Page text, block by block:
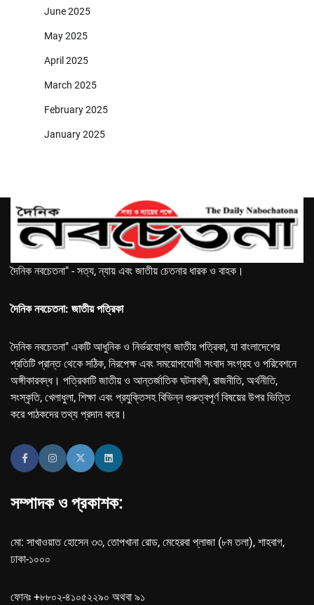
June 2025
May 2025
April 2025
March 2025
February 2025
January 2025
দৈনিক নবচেতনা" - সত্য, ন্যায় এবং জাতীয় চেতনার ধারক ও বাহক।
দৈনিক নবচেতনা: জাতীয় পত্রিকা
দৈনিক নবচেতনা" একটি আধুনিক ও নির্ভরযোগ্য জাতীয় পত্রিকা, যা বাংলাদেশের
প্রতিটি প্রান্ত থেকে সঠিক, নিরপেক্ষ এবং সময়োপযোগী সংবাদ সংগ্রহ ও পরিবেশনে
অঙ্গীকারবদ্ধ। পত্রিকাটি জাতীয় ও আন্তর্জাতিক ঘটনাবলী, রাজনীতি, অর্থনীতি,
সংস্কৃতি, খেলাধুলা, শিক্ষা এবং প্রযুক্তিসহ বিভিন্ন গুরুত্বপূর্ণ বিষয়ের উপর ভিত্তি
করে পাঠকদের তথ্য প্রদান করে।
সম্পাদক ও প্রকাশক:
মো: সাখাওয়াত হোসেন ৩৩, তোপখানা রোড, মেহেরবা প্লাজা (৮ম তলা), শাহবাগ,
ঢাকা-১০০০
ফোনঃ +৮৮০২-৪১০৫২২৯০ অথবা ৯১